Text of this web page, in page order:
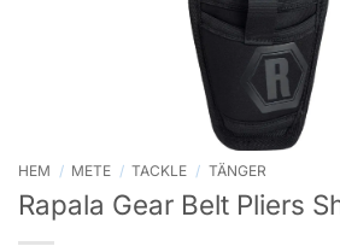
HEM / METE / TACKLE / TÄNGER
Rapala Gear Belt Pliers